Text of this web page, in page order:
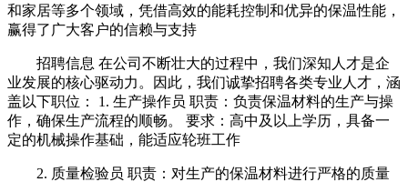
和家居等多个领域，凭借高效的能耗控制和优异的保温性能，
赢得了广大客户的信赖与支持
招聘信息 在公司不断壮大的过程中，我们深知人才是企
业发展的核心驱动力。因此，我们诚挚招聘各类专业人才，涵
盖以下职位： 1. 生产操作员 职责：负责保温材料的生产与操
作，确保生产流程的顺畅。 要求：高中及以上学历，具备一
定的机械操作基础，能适应轮班工作
2. 质量检验员 职责：对生产的保温材料进行严格的质量